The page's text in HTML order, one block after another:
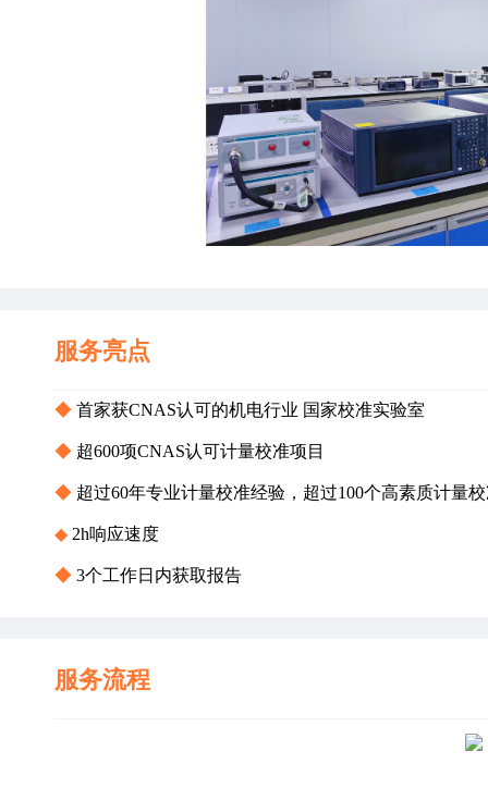
服务亮点
◆ 首家获CNAS认可的机电行业 国家校准实验室
◆ 超600项CNAS认可计量校准项目
◆ 超过60年专业计量校准经验，超过100个高素质计量
◆ 2h响应速度
◆ 3个工作日内获取报告
服务流程